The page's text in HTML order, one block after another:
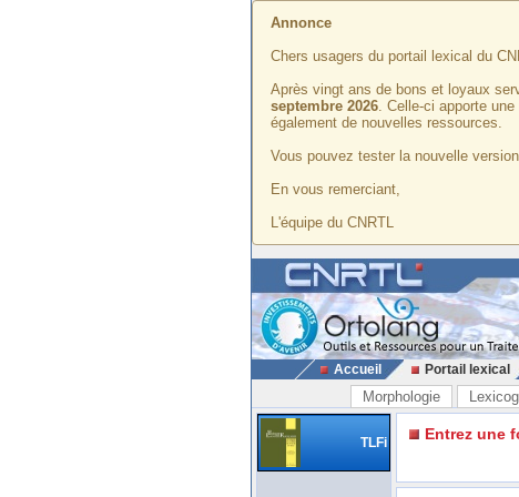
Annonce
Chers usagers du portail lexical du
Après vingt ans de bons et loyaux
septembre 2026. Celle-ci apporte
également de nouvelles ressources.
Vous pouvez tester la nouvelle
En vous remerciant,
L'équipe du CNRTL
Accueil Portail lexical
Morphologie
TLFi Entrez une